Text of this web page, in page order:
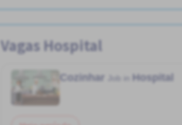
Vagas Hospital
Cozinhar Hospital